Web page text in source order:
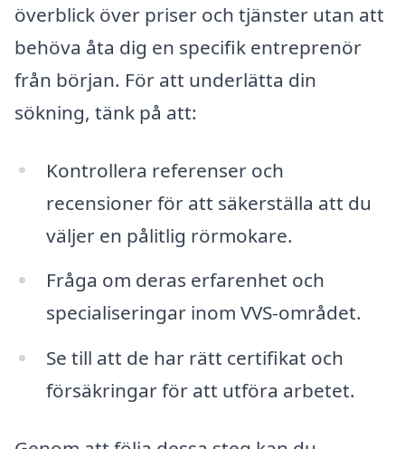
överblick över priser och tjänster utan att
behöva åta dig en specifik entreprenör
från början. För att underlätta din
sökning, tänk på att:
Kontrollera referenser och
recensioner för att säkerställa att du
väljer en pålitlig rörmokare.
Fråga om deras erfarenhet och
specialiseringar inom VVS-området.
Se till att de har rätt certifikat och
försäkringar för att utföra arbetet.